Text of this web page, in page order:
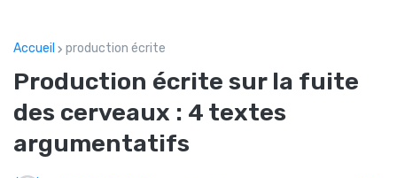
Accueil production écrite
Production écrite sur la fuite
des cerveaux : 4 textes
argumentatifs